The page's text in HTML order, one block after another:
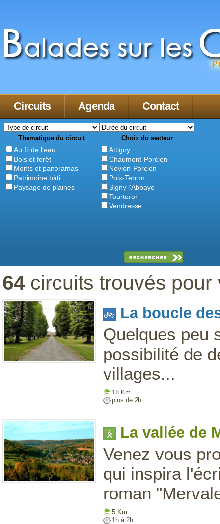
Circuits Agenda Contact
Thématique du circuit
Au fil de l'eau
Bois et forêt
Monts et panoramas
Patrimoine bâti
Paysage de plaines
Choix du secteur
Attigny
Chaumont-Porcien
Novion-Porcien
Poix-Terron
Signy l'Abbaye
Tourteron
Vendresse
64 circuits trouvés
La boucle
Quelques peu
possibilité de
villages...
18 Km
plus de 2h
La vallée de
Venez vous
qui inspira
roman
5 Km
1h à 2h